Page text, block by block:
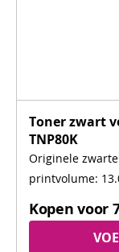
Toner zwart
TNP80K
Originele
printvolume:
Kopen voor